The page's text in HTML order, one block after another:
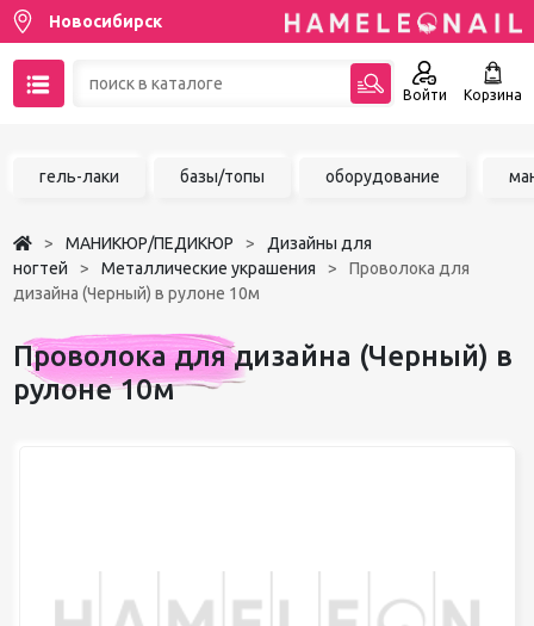
Новосибирск
Войти Корзина
Чат в MAX
Избранное
гель-лаки базы/топы оборудование
МАНИКЮР/ПЕДИКЮР
Дизайны для
ногтей
Металлические украшения
Проволока для
дизайна (Черный) в рулоне 10м
Проволока для дизайна (Черный) в
рулоне 10м